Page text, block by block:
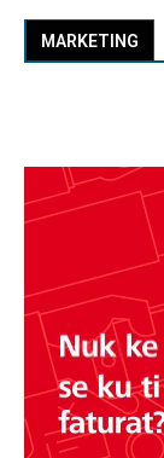
MARKETING